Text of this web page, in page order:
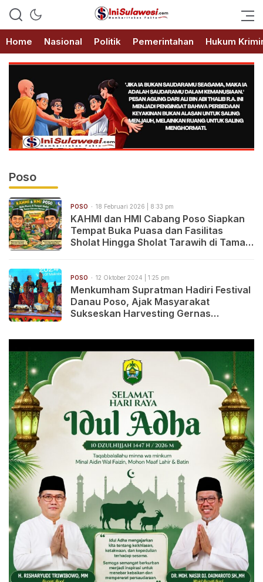
IniSulawesi.com
Memberitakan Fakta
Home
Nasional Politik Pemerintahan Hukum
Poso
POSO 18 Februari 2026 | 8:33 pm
KAHMI dan HMI Cabang Poso Siapkan
Tempat Buka Puasa dan Fasilitas
Sholat Hingga Sholat Tarawih di Taman
POSO 12 Oktober 2024 | 1:25 pm
Menkumham Supratman Hadiri Festival
Danau Poso, Ajak Masyarakat
Sukseskan Harvesting Gernas